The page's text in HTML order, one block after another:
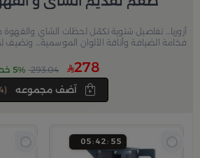
أزوريا… تفاصيل شتوية تكمّل لحظات الشاي
فخامة الضيافة وأناقة الألوان الموسمية…
278
293.04 5% خصم
(4)
05 42 53